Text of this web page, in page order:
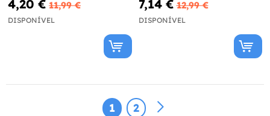
4,20 € 11,99 €
DISPONÍVEL
7,14 € 12,99 €
DISPONÍVEL
1 2